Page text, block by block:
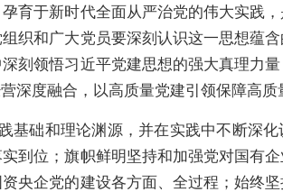
育于新时代全面从严治党的伟大实践
织和广大党员要深刻认识这一思想蕴
刻领悟习近平党建思想的强大真理力
深度融合，以高质量党建引领保障高质
础和理论渊源，并在实践中不断深化
到位；旗帜鲜明坚持和加强党对国有
央企党的建设各方面、全过程；始终